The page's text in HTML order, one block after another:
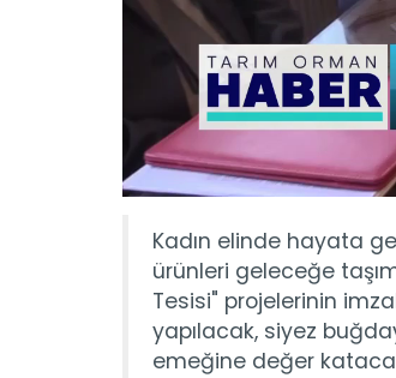
Kadın elinde hayata
ürünleri geleceğe
Tesisi" projelerinin
yapılacak, siyez
emeğine değer